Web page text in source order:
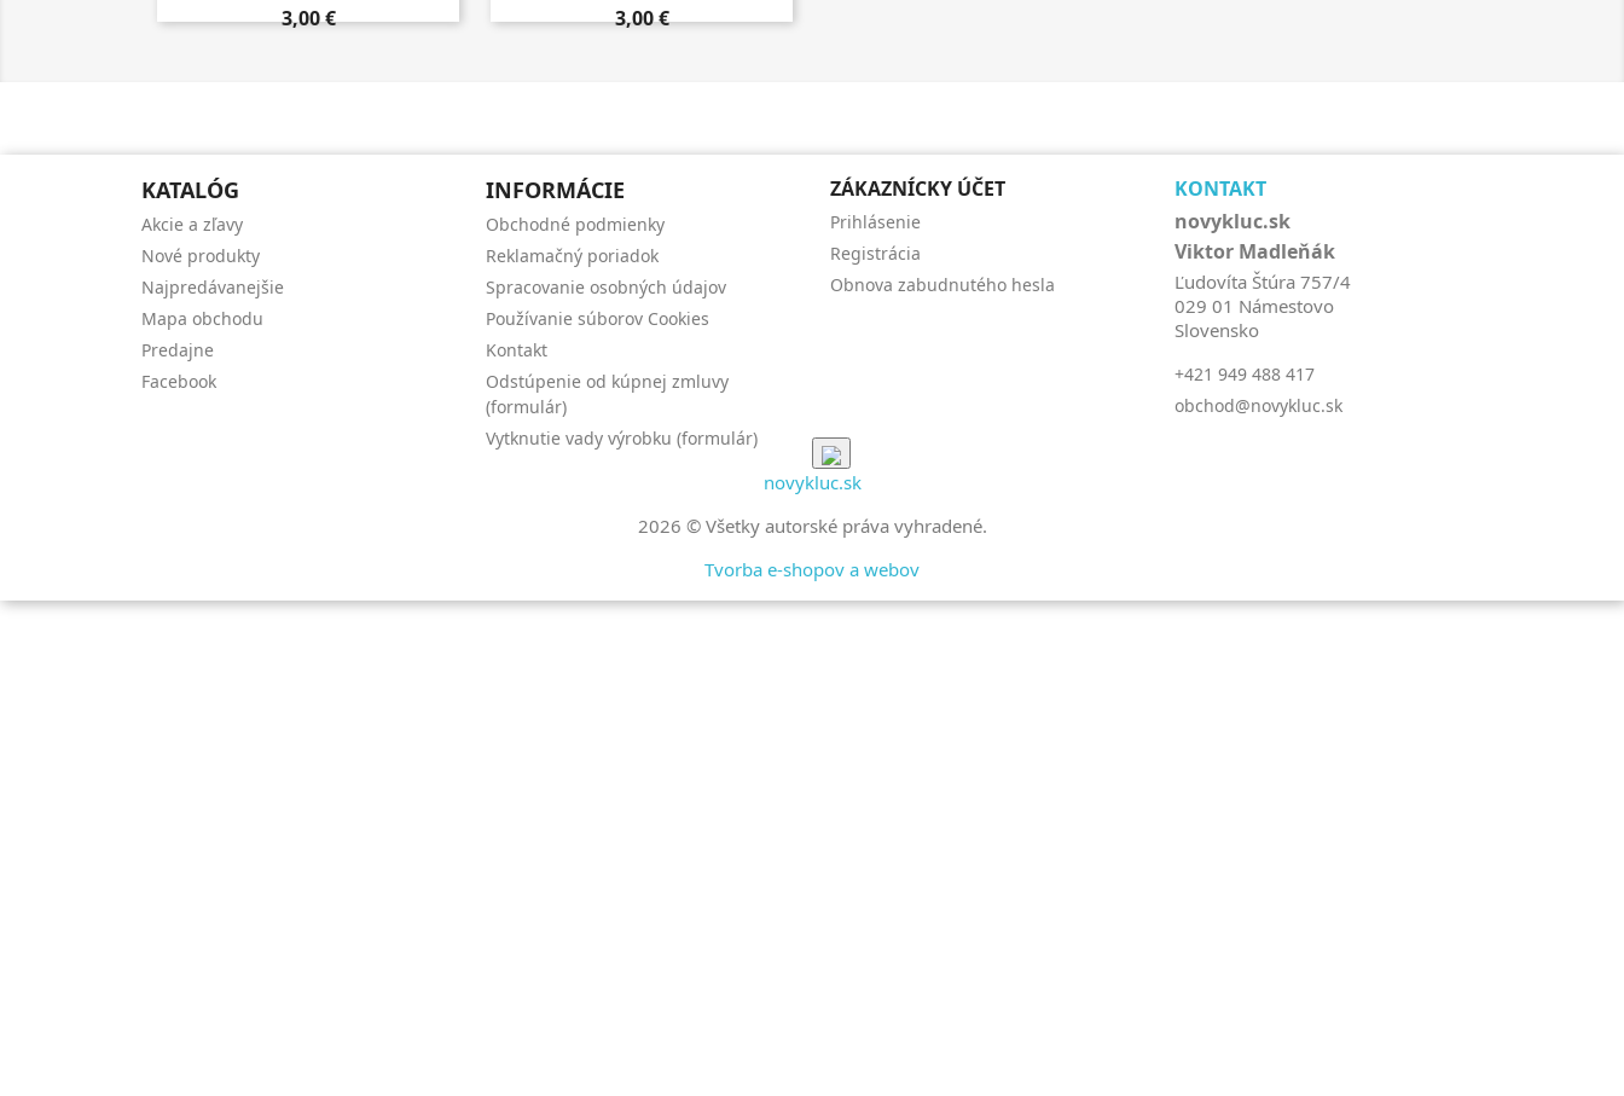
3,00 € 3,00 €
KATALÓG
Akcie a zľavy
Nové produkty
Najpredávanejšie
Mapa obchodu
Predajne
Facebook
INFORMÁCIE
Obchodné podmienky
Reklamačný poriadok
Spracovanie osobných údajov
Používanie súborov Cookies
Kontakt
Odstúpenie od kúpnej zmluvy
(formulár)
Vytknutie vady výrobku (formulár)
ZÁKAZNÍCKY ÚČET
Prihlásenie
Registrácia
Obnova zabudnutého hesla
KONTAKT
novykluc.sk
Viktor Madleňák
Ľudovíta Štúra 757/4
029 01 Námestovo
Slovensko
+421 949 488 417
obchod@novykluc.sk
novykluc.sk
2026 © Všetky autorské práva vyhradené.
Tvorba e-shopov a webov